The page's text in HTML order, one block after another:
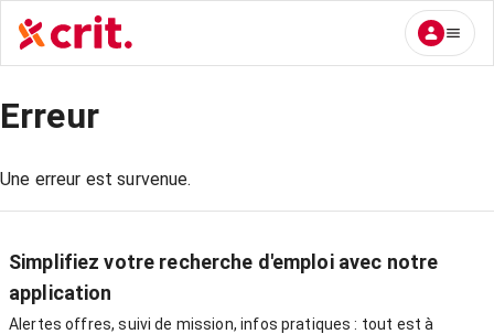
Erreur
Une erreur est survenue.
Simplifiez votre recherche d'emploi avec notre
application
Alertes offres, suivi de mission, infos pratiques : tout est à